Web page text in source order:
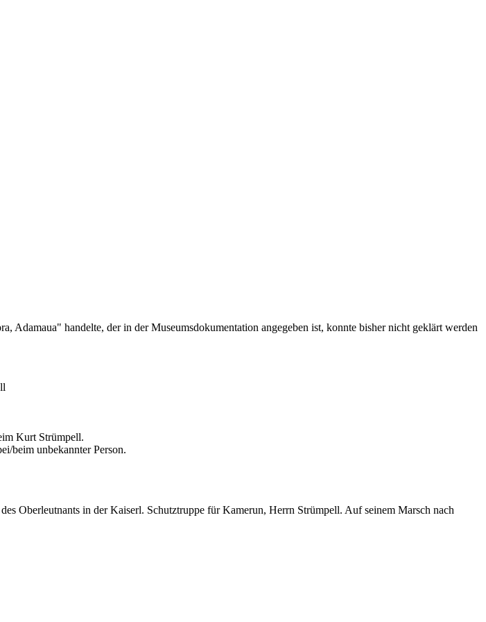
Adamaua" handelte, der in der Museumsdokumentation angegeben ist, konnte bisher nicht geklärt werden
Kurt Strümpell.
beim unbekannter Person.
Oberleutnants in der Kaiserl. Schutztruppe für Kamerun, Herrn Strümpell. Auf seinem Marsch nach